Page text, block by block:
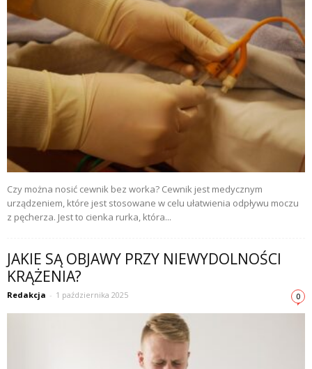
Czy można nosić cewnik bez worka? Cewnik jest medycznym
urządzeniem, które jest stosowane w celu ułatwienia odpływu moczu
z pęcherza. Jest to cienka rurka, która...
JAKIE SĄ OBJAWY PRZY NIEWYDOLNOŚCI
KRĄŻENIA?
Redakcja - 1 października 2025 0